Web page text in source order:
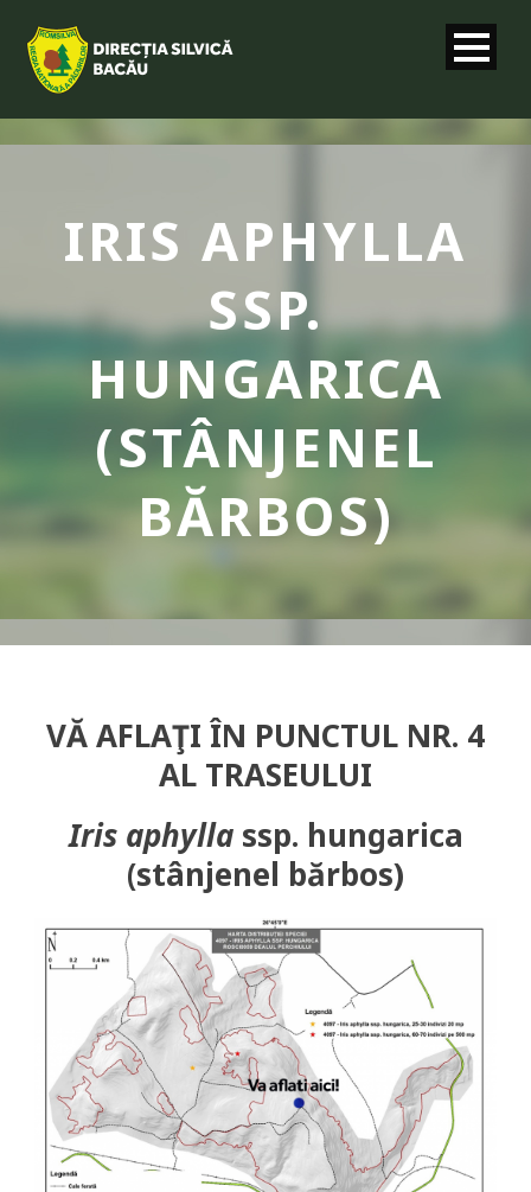
IRIS APHYLLA
SSP.
HUNGARICA
(STÂNJENEL
BĂRBOS)
VĂ AFLAŢI ÎN PUNCTUL NR. 4
AL TRASEULUI
Iris aphyllassp. hungarica
(stânjenel bărbos)